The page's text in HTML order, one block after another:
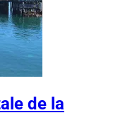
de la